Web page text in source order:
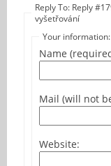
Reply To: Reply
vyšetřování
Your information:
Name
Mail (will not
Website: